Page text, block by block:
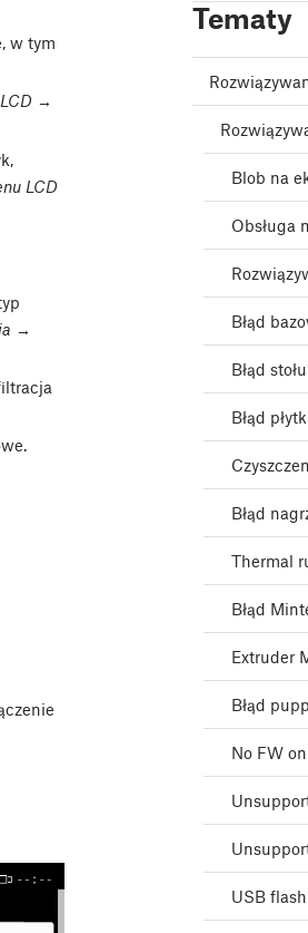
w tym
→
LCD
→
Tematy
Blob na
Obsługa
Błąd
Błąd
Błąd
Błąd
Thermal
Błąd
Extruder
Błąd
No FW
USB